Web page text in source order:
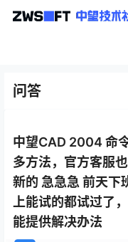
问答
中望CAD 2004 命
多方法，官方客服
新的 急急急 前天下
上能试的都试过了
能提供解决办法